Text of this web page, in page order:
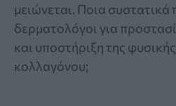
μειώνεται. Ποια συστατικά
δερματολόγοι για
και υποστήριξη της
κολλαγόνου;